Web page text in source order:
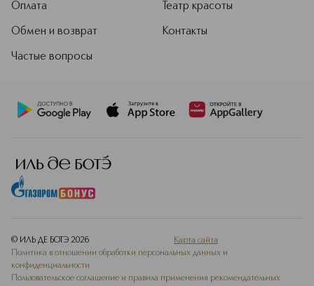
Оплата
Обмен и возврат
Частые вопросы
Театр красоты
Контакты
© ИЛЬ ДЕ БОТЭ 2026
Карта сайта
Политика в отношении обработки персональных данных и
конфиденциальности
Пользовательское соглашение и правила применения рекомендательных